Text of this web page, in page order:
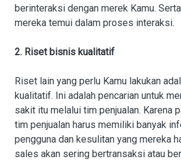
berinteraksi dengan merek Kamu.
mereka temui dalam proses interaksi.
2. Riset bisnis kualitatif
Riset lain yang perlu Kamu lakukan
kualitatif. Ini adalah pencarian untuk
sakit itu melalui tim penjualan. Karena
tim penjualan harus memiliki banyak
pengguna dan kesulitan yang mereka
sales akan sering bertransaksi atau